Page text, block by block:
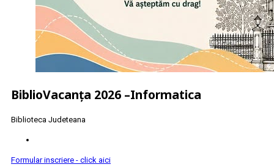
BiblioVacanța 2026 –Informatica
Biblioteca Judeteana
Formular inscriere - click aici